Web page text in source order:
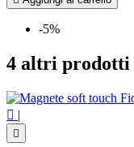
-5%
4 altri prodotti
 |
